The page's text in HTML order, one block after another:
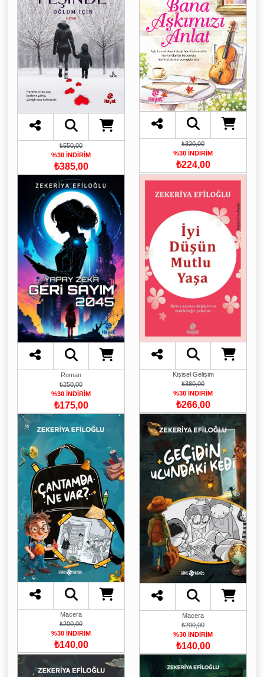
₺550,00
%30 İNDİRİM
₺385,00
₺320,00
%30 İNDİRİM
₺224,00
Roman
₺250,00
%30 İNDİRİM
₺175,00
Kişisel Gelişim
₺380,00
%30 İNDİRİM
₺266,00
Macera
₺200,00
%30 İNDİRİM
₺140,00
Macera
₺200,00
%30 İNDİRİM
₺140,00